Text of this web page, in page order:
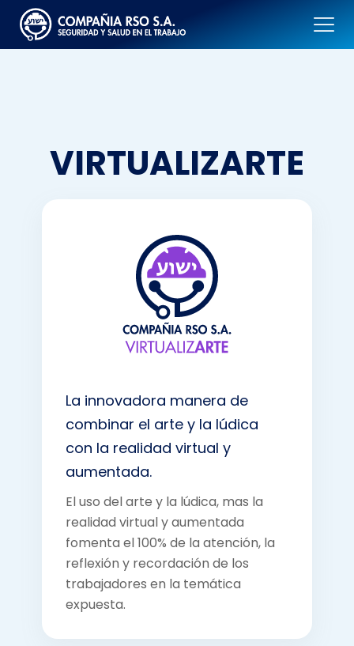
VIRTUALIZARTE
La innovadora manera de
combinar el arte y la lúdica
con la realidad virtual y
aumentada.
El uso del arte y la lúdica, mas la
realidad virtual y aumentada
fomenta el 100% de la atención, la
reflexión y recordación de los
trabajadores en la temática
expuesta.